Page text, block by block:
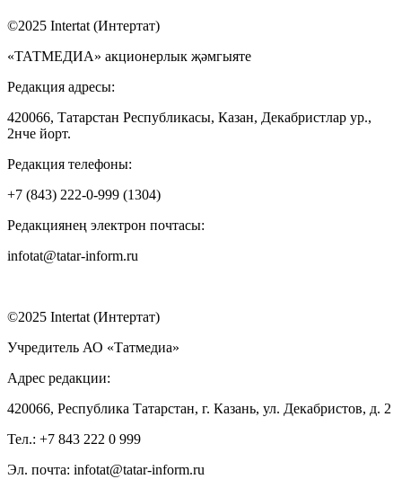
©2025 Intertat (Интертат)
«ТАТМЕДИА» акционерлык җәмгыяте
Редакция адресы:
420066, Татарстан Республикасы, Казан, Декабристлар ур.,
2нче йорт.
Редакция телефоны:
+7 (843) 222-0-999 (1304)
Редакциянең электрон почтасы:
infotat@tatar-inform.ru
©2025 Intertat (Интертат)
Учредитель АО «Татмедиа»
Адрес редакции:
420066, Республика Татарстан, г. Казань, ул. Декабристов, д. 2
Тел.: +7 843 222 0 999
Эл. почта: infotat@tatar-inform.ru